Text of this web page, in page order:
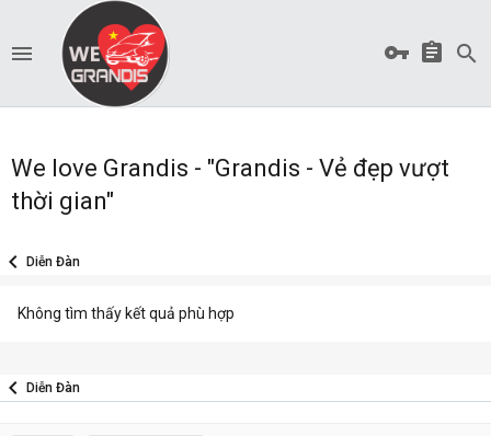
We love Grandis - "Grandis - Vẻ đẹp vượt
thời gian"
Diễn Đàn
Không tìm thấy kết quả phù hợp
Diễn Đàn